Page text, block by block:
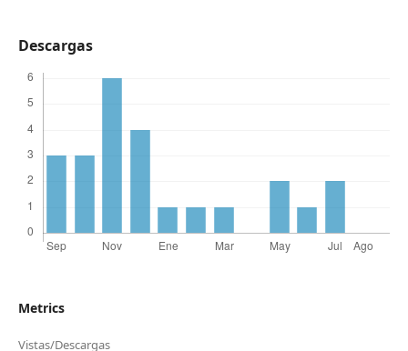
Descargas
Metrics
Vistas/Descargas